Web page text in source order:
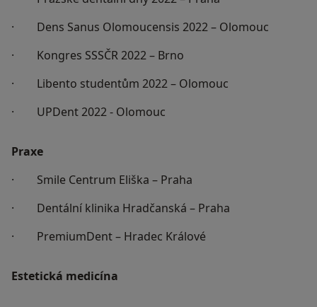
· Dens Sanus Olomoucensis 2022 – Olomouc
· Kongres SSSČR 2022 – Brno
· Libento studentům 2022 – Olomouc
· UPDent 2022 - Olomouc
Praxe
· Smile Centrum Eliška – Praha
· Dentální klinika Hradčanská – Praha
· PremiumDent – Hradec Králové
Estetická medicína